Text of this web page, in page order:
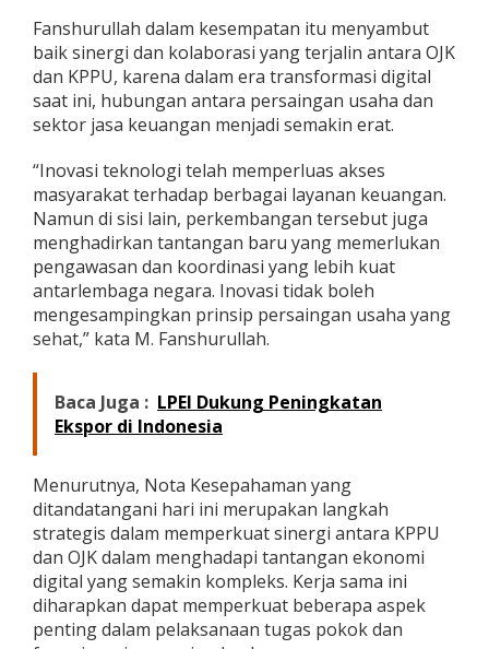
Fanshurullah dalam kesempatan itu menyambut
baik sinergi dan kolaborasi yang terjalin antara OJK
dan KPPU, karena dalam era transformasi digital
saat ini, hubungan antara persaingan usaha dan
sektor jasa keuangan menjadi semakin erat.
“Inovasi teknologi telah memperluas akses
masyarakat terhadap berbagai layanan keuangan.
Namun di sisi lain, perkembangan tersebut juga
menghadirkan tantangan baru yang memerlukan
pengawasan dan koordinasi yang lebih kuat
antarlembaga negara. Inovasi tidak boleh
mengesampingkan prinsip persaingan usaha yang
sehat,” kata M. Fanshurullah.
Baca Juga : LPEI Dukung Peningkatan
Ekspor di Indonesia
Menurutnya, Nota Kesepahaman yang
ditandatangani hari ini merupakan langkah
strategis dalam memperkuat sinergi antara KPPU
dan OJK dalam menghadapi tantangan ekonomi
digital yang semakin kompleks. Kerja sama ini
diharapkan dapat memperkuat beberapa aspek
penting dalam pelaksanaan tugas pokok dan